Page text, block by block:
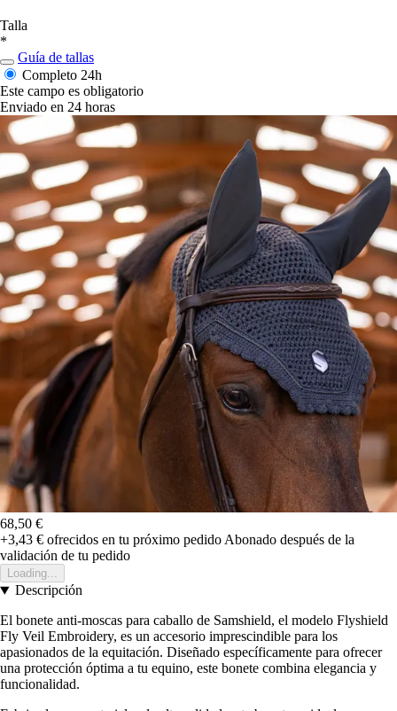
Talla
*
Guía de tallas
Completo 24h
Este campo es obligatorio
Enviado en 24 horas
68,50 €
+3,43 € ofrecidos en tu próximo pedidoAbonado después de la
validación de tu pedido
Loading...
Descripción
El bonete anti-moscas para caballo de Samshield, el modelo Flyshield
Fly Veil Embroidery, es un accesorio imprescindible para los
apasionados de la equitación. Diseñado específicamente para ofrecer
una protección óptima a tu equino, este bonete combina elegancia y
funcionalidad.